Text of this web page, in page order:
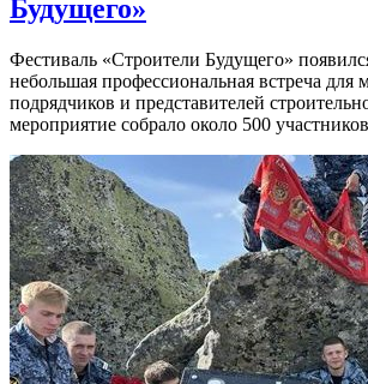
Будущего»
Фестиваль «Строители Будущего»
небольшая профессиональная встреча для
подрядчиков и представителей
мероприятие собрало около 500